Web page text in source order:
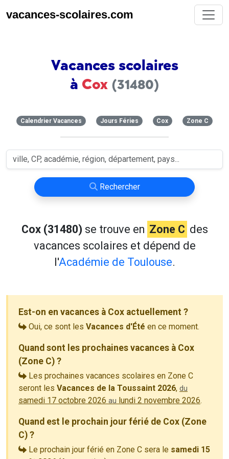
vacances-scolaires.com
Vacances scolaires
à Cox (31480)
Calendrier Vacances Jours Féries Cox Zone C
Rechercher
Cox (31480) se trouve en Zone C des
vacances scolaires et dépend de
l'Académie de Toulouse.
Est-on en vacances à Cox actuellement ?
Oui, ce sont les Vacances d'Été en ce moment.
Quand sont les prochaines vacances à Cox
(Zone C) ?
Les prochaines vacances scolaires en Zone C
seront les Vacances de la Toussaint 2026, du
samedi 17 octobre 2026 au lundi 2 novembre 2026.
Quand est le prochain jour férié de Cox (Zone
C) ?
Le prochain jour férié en Zone C sera le samedi 15